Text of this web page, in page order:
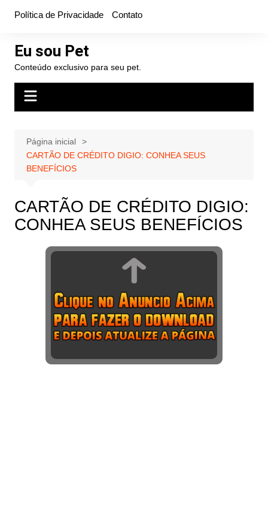
conteúdo
Política de Privacidade Contato
Eu sou Pet
Conteúdo exclusivo para seu pet.
Página inicial
CARTÃO DE CRÉDITO DIGIO: CONHEA SEUS
BENEFÍCIOS
CARTÃO DE CRÉDITO DIGIO:
CONHEA SEUS BENEFÍCIOS